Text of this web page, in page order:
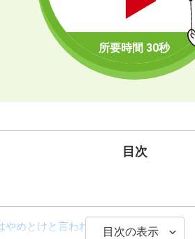
目次
やめとけと言われる理由目次の表示